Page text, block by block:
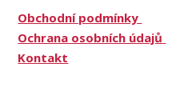
Obchodní podmínky
Ochrana osobních údajů
Kontakt